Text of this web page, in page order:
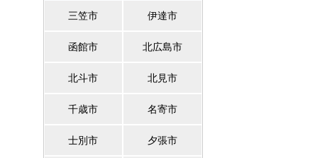
三笠市 伊達市
函館市 北広島市
北斗市 北見市
千歳市 名寄市
士別市 夕張市